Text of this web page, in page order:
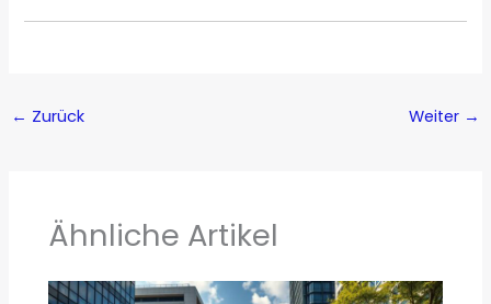
← Zurück Weiter →
Ähnliche Artikel